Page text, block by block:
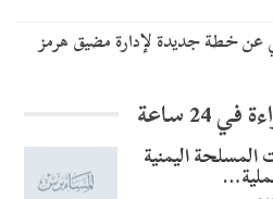
عن خطة جديدة لإدارة مضيق هرمز
24 ساعة
اليمنية